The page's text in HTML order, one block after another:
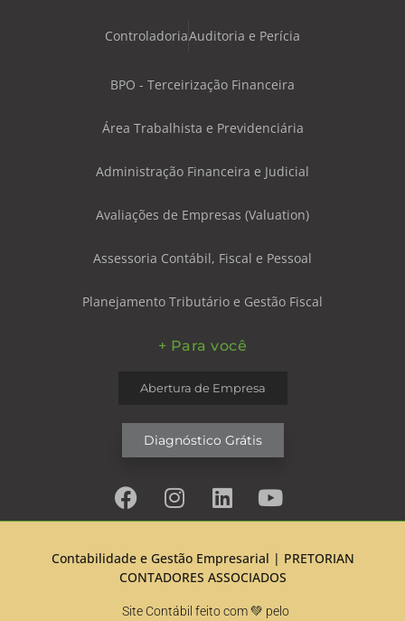
ControladoriaAuditoria e Perícia
BPO - Terceirização Financeira
Área Trabalhista e Previdenciária
Administração Financeira e Judicial
Avaliações de Empresas (Valuation)
Assessoria Contábil, Fiscal e Pessoal
Planejamento Tributário e Gestão Fiscal
+ Para você
Abertura de Empresa
Diagnóstico Grátis
Contabilidade e Gestão Empresarial | PRETORIAN
CONTADORES ASSOCIADOS
Site Contábil feito com 💚 pelo